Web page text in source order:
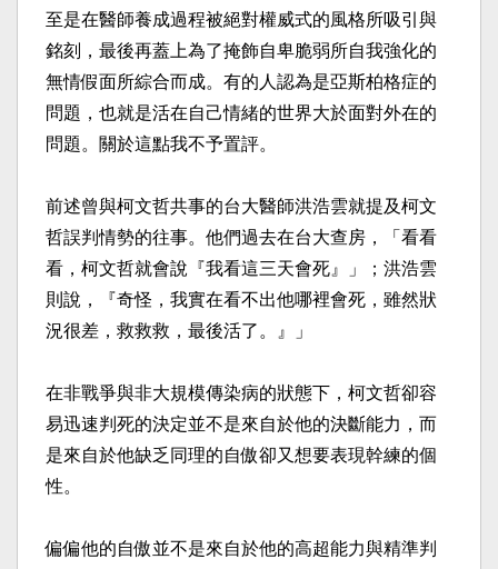
至是在醫師養成過程被絕對權威式的風格所吸引與
銘刻，最後再蓋上為了掩飾自卑脆弱所自我強化的
無情假面所綜合而成。有的人認為是亞斯柏格症的
問題，也就是活在自己情緒的世界大於面對外在的
問題。關於這點我不予置評。​
前述曾與柯文哲共事的台大醫師洪浩雲就提及柯文
哲誤判情勢的往事。他們過去在台大查房，「看看
看，柯文哲就會說『我看這三天會死』」；洪浩雲
則說，『奇怪，我實在看不出他哪裡會死，雖然狀
況很差，救救救，最後活了。』」​
在非戰爭與非大規模傳染病的狀態下，柯文哲卻容
易迅速判死的決定並不是來自於他的決斷能力，而
是來自於他缺乏同理的自傲卻又想要表現幹練的個
性。​
偏偏他的自傲並不是來自於他的高超能力與精準判